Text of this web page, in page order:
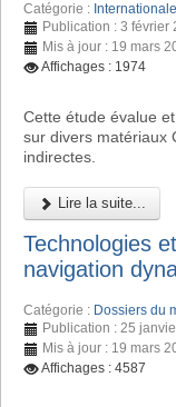
Catégorie :
Publication : 3 février
Mis à jour : 19 mars
Affichages : 1974
Cette étude évalue
sur divers matériaux
indirectes.
Lire la suite...
Technologies
navigation
Catégorie : Dossiers du
Publication : 25
Mis à jour : 19 mars
Affichages : 4587